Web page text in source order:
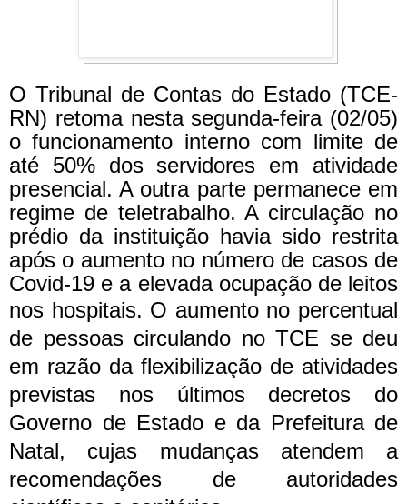
O Tribunal de Contas do Estado (TCE-
RN) retoma nesta segunda-feira (02/05)
o funcionamento interno com limite de
até 50% dos servidores em atividade
presencial. A outra parte permanece em
regime de teletrabalho. A circulação no
prédio da instituição havia sido restrita
após o aumento no número de casos de
Covid-19 e a elevada ocupação de leitos
nos hospitais. O aumento no percentual
de pessoas circulando no TCE se deu
em razão da flexibilização de atividades
previstas nos últimos decretos do
Governo de Estado e da Prefeitura de
Natal, cujas mudanças atendem a
recomendações de autoridades